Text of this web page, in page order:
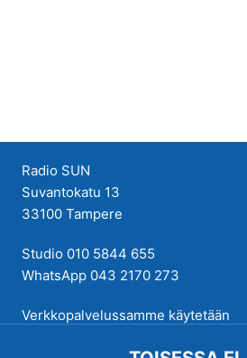
Radio SUN
Suvantokatu 13
33100 Tampere
Studio 010 5844 655
WhatsApp 043 2170 273
Verkkopalvelussamme käytetään